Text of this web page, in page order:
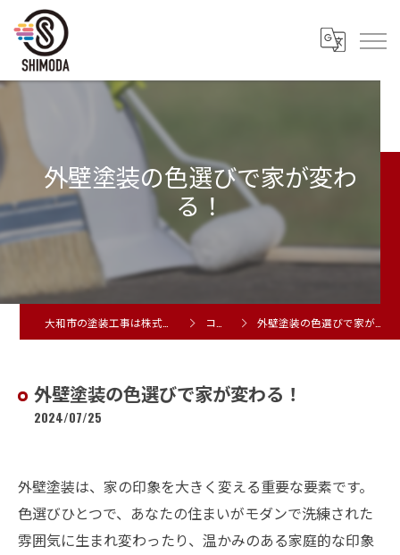
外壁塗装の色選びで家が変わ
る！
コラム 外壁塗装の色選びで家が変わる！
外壁塗装の色選びで家が変わる！
2024/07/25
外壁塗装は、家の印象を大きく変える重要な要素です。
色選びひとつで、あなたの住まいがモダンで洗練された
雰囲気に生まれ変わったり、温かみのある家庭的な印象